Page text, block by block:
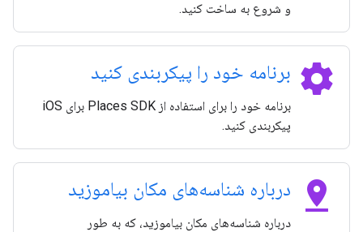
و شروع به ساخت کنید.
settings برنامه خود را پیکربندی کنید
برنامه خود را برای استفاده از Places SDK برای iOS
پیکربندی کنید.
pin_drop درباره شناسه‌های مکان بیاموزید
درباره شناسه‌های مکان بیاموزید، که به طور